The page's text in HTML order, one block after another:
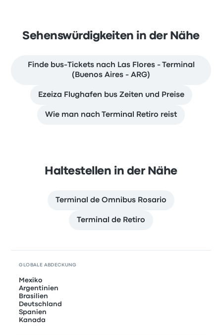
Sehenswürdigkeiten in der Nähe
Finde bus-Tickets nach Las Flores - Terminal
(Buenos Aires - ARG)
Ezeiza Flughafen bus Zeiten und Preise
Wie man nach Terminal Retiro reist
Haltestellen in der Nähe
Terminal de Omnibus Rosario
Terminal de Retiro
GLOBALE ABDECKUNG
Mexiko
Argentinien
Brasilien
Deutschland
Spanien
Kanada